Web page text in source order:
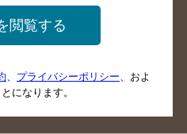
店舗情報更新方法のご案内
様ログイン
見・ご感想
閲覧する
プライバシーポリシー 、およ
になります。